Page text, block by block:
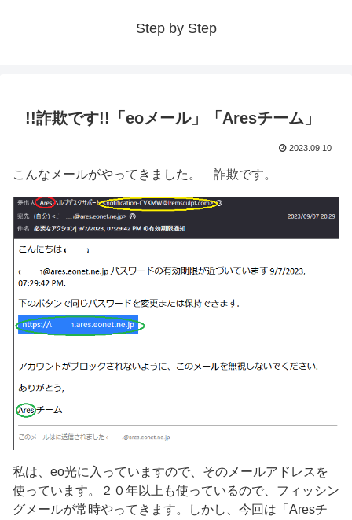
Step by Step
!!詐欺です!!「eoメール」「Aresチーム」
2023.09.10
こんなメールがやってきました。 詐欺です。
私は、eo光に入っていますので、そのメールアドレスを
使っています。２０年以上も使っているので、フィッシン
グメールが常時やってきます。しかし、今回は「Aresチ